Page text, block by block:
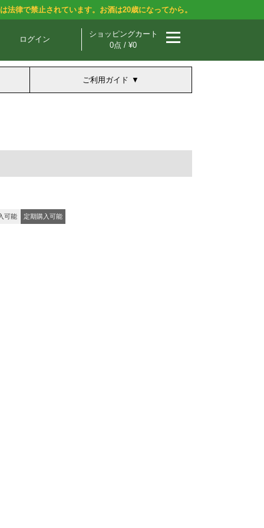
法律で禁止されています。お酒は20歳になってから。
ログイン
ショッピングカート
0点 / ¥0
ご利用ガイド
可能 定期購入可能